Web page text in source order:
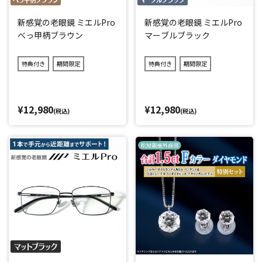
新感覚の老眼鏡 ミエルPro
べっ甲柄ブラウン
特典付き 期間限定
¥12,980(税込)
新感覚の老眼鏡 ミエルPro
マーブルブラック
特典付き 期間限定
¥12,980(税込)